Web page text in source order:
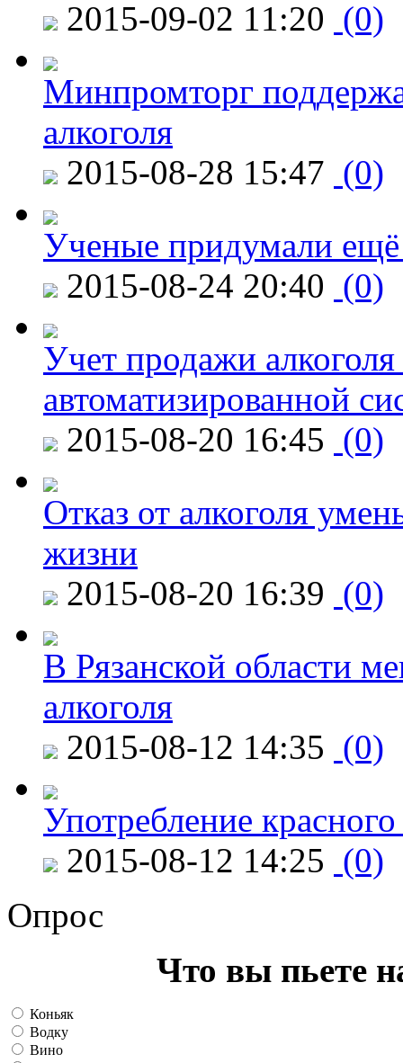
2015-09-02 11:20 (0)
Минпромторг
алкоголя
2015-08-28 15:47 (0)
Ученые придумали ещё
2015-08-24 20:40 (0)
Учет продажи
автоматизированной
2015-08-20 16:45 (0)
Отказ от алкоголя
жизни
2015-08-20 16:39 (0)
В Рязанской области
алкоголя
2015-08-12 14:35 (0)
Употребление
2015-08-12 14:25 (0)
Опрос
Что вы пьете
Коньяк
Водку
Вино